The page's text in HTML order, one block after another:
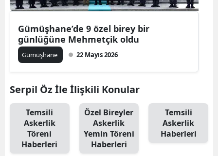
Denizli
Diyarbakır
Elazığ
Erzincan
Erzurum
Eskişehir
Gaziantep
Gümüşhane’de 9 özel birey bir
günlüğüne Mehmetçik oldu
Gümüşhane 22 Mayıs 2026
Serpil Öz İle İlişkili Konular
Temsili
Askerlik
Töreni
Haberleri
Özel Bireyler
Askerlik
Yemin Töreni
Haberleri
Temsili
Askerlik
Haberleri